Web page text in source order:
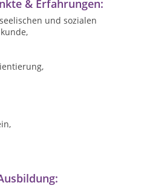
& Erfahrungen:
und sozialen